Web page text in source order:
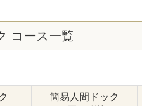
コース一覧
簡易人間ドック